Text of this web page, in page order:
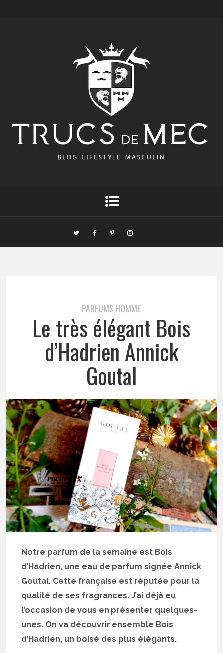
PARFUMS HOMME
Le très élégant Bois
d’Hadrien Annick
Goutal
Notre parfum de la semaine est Bois
d’Hadrien, une eau de parfum signée Annick
Goutal. Cette française est réputée pour la
qualité de ses fragrances. J’ai déjà eu
l’occasion de vous en présenter quelques-
unes. On va découvrir ensemble Bois
d’Hadrien, un boisé des plus élégants.